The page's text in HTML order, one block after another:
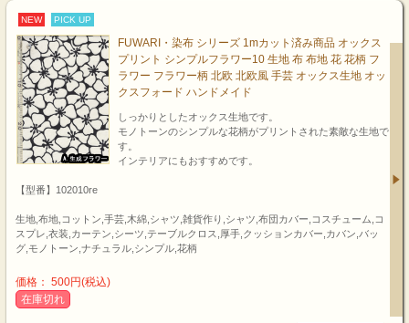
NEW PICK UP
FUWARI・染布 シリーズ 1mカット済み商品 オックス
プリント シンプルフラワー10 生地 布 布地 花 花柄 フ
ラワー フラワー柄 北欧 北欧風 手芸 オックス生地 オッ
クスフォード ハンドメイド
しっかりとしたオックス生地です。
モノトーンのシンプルな花柄がプリントされた素敵な生地で
す。
インテリアにもおすすめです。
【型番】102010re
生地,布地,コットン,手芸,木綿,シャツ,雑貨作り,シャツ,布団カバー,コスチューム,コ
スプレ,衣装,カーテン,シーツ,テーブルクロス,厚手,クッションカバー,カバン,バッ
グ,モノトーン,ナチュラル,シンプル,花柄
価格： 500円(税込)
在庫切れ